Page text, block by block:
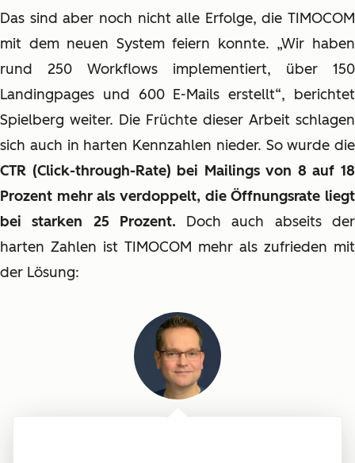
Das sind aber noch nicht alle Erfolge, die TIMOCOM
mit dem neuen System feiern konnte. „Wir haben
rund 250 Workflows implementiert, über 150
Landingpages und 600 E-Mails erstellt“, berichtet
Spielberg weiter. Die Früchte dieser Arbeit schlagen
sich auch in harten Kennzahlen nieder. So wurde die
CTR (Click-through-Rate) bei Mailings von 8 auf 18
Prozent mehr als verdoppelt, die Öffnungsrate liegt
bei starken 25 Prozent. Doch auch abseits der
harten Zahlen ist TIMOCOM mehr als zufrieden mit
der Lösung: